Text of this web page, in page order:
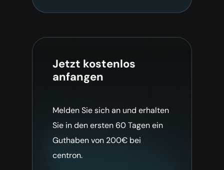
Jetzt kostenlos
anfangen
Melden Sie sich an und erhalten
Sie in den ersten 60 Tagen ein
Guthaben von 200€ bei
centron.